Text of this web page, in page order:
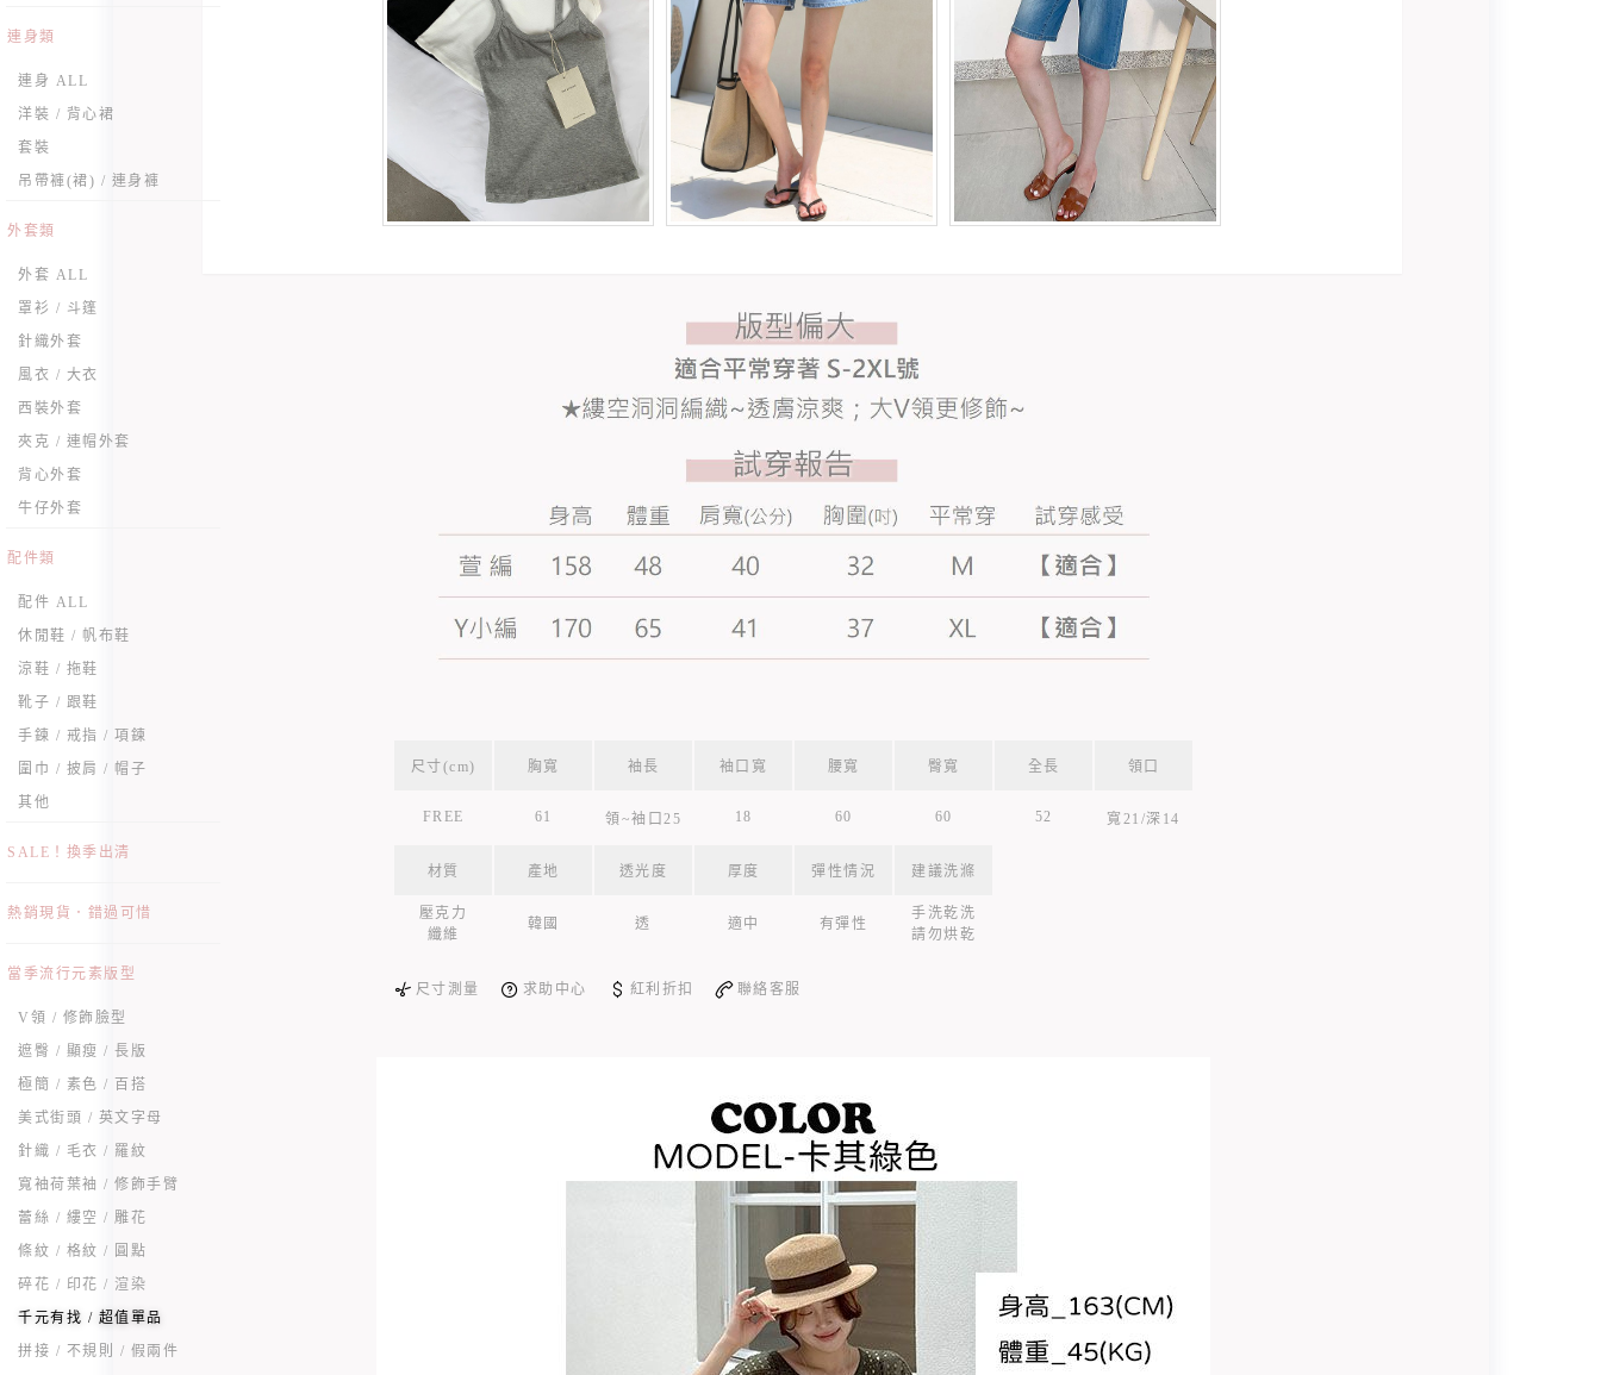
連身類
連身 ALL
洋裝 / 背心裙
套裝
吊帶褲(裙) / 連身褲
外套類
外套 ALL
罩衫 / 斗篷
針織外套
風衣 / 大衣
西裝外套
夾克 / 連帽外套
背心外套
牛仔外套
配件類
配件 ALL
休閒鞋 / 帆布鞋
涼鞋 / 拖鞋
靴子 / 跟鞋
手鍊 / 戒指 / 項鍊
圍巾 / 披肩 / 帽子
其他
SALE！換季出清
熱銷現貨．錯過可惜
當季流行元素版型
V領 / 修飾臉型
遮臀 / 顯瘦 / 長版
極簡 / 素色 / 百搭
美式街頭 / 英文字母
針織 / 毛衣 / 羅紋
寬袖荷葉袖 / 修飾手臂
蕾絲 / 縷空 / 雕花
條紋 / 格紋 / 圓點
碎花 / 印花 / 渲染
千元有找 / 超值單品
拼接 / 不規則 / 假兩件
尺寸(cm) 胸寬 袖長 袖口寬 腰寬 臀寬 全長 領口
FREE 61 領~袖口25 18 60 60 52 寬21/深14
材質 產地 透光度 厚度 彈性情況 建議洗滌
壓克力
纖維
韓國 透 適中 有彈性
手洗乾洗
請勿烘乾
尺寸測量 求助中心 紅利折扣 聯絡客服